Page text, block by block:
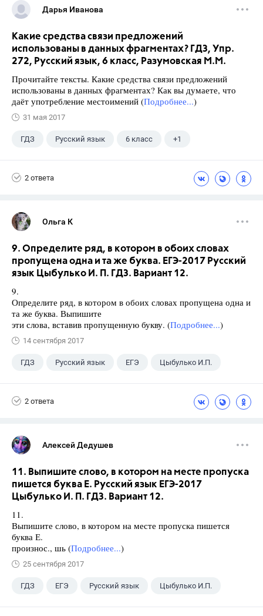
Дарья Иванова
Какие средства связи предложений
использованы в данных фрагментах? ГДЗ, Упр.
272, Русский язык, 6 класс, Разумовская М.М.
Прочитайте тексты. Какие средства связи предложений
использованы в данных фрагментах? Как вы думаете, что
даёт употребление местоимений (Подробнее...)
31 мая 2017
ГДЗ Русский язык 6 класс +1
2 ответа
Ольга К
9. Определите ряд, в котором в обоих словах
пропущена одна и та же буква. ЕГЭ-2017 Русский
язык Цыбулько И. П. ГДЗ. Вариант 12.
9.
Определите ряд, в котором в обоих словах пропущена одна и
та же буква. Выпишите
эти слова, вставив пропущенную букву. (Подробнее...)
14 сентября 2017
ГДЗ Русский язык ЕГЭ Цыбулько И.П.
2 ответа
Алексей Дедушев
11. Выпишите слово, в котором на месте пропуска
пишется буква Е. Русский язык ЕГЭ-2017
Цыбулько И. П. ГДЗ. Вариант 12.
11.
Выпишите слово, в котором на месте пропуска пишется
буква Е.
произнос., шь (Подробнее...)
25 сентября 2017
ГДЗ ЕГЭ Русский язык Цыбулько И.П.